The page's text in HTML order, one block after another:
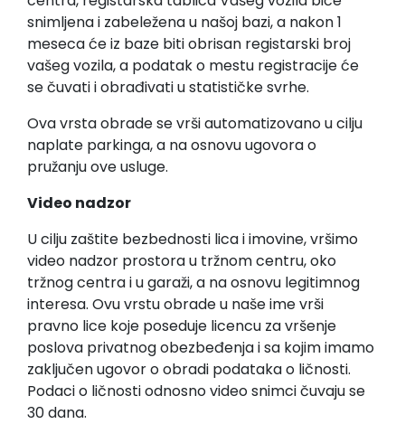
snimljena i zabeležena u našoj bazi, a nakon 1
meseca će iz baze biti obrisan registarski broj
vašeg vozila, a podatak o mestu registracije će
se čuvati i obrađivati u statističke svrhe.
Ova vrsta obrade se vrši automatizovano u cilju
naplate parkinga, a na osnovu ugovora o
pružanju ove usluge.
Video nadzor
U cilju zaštite bezbednosti lica i imovine, vršimo
video nadzor prostora u tržnom centru, oko
tržnog centra i u garaži, a na osnovu legitimnog
interesa. Ovu vrstu obrade u naše ime vrši
pravno lice koje poseduje licencu za vršenje
poslova privatnog obezbeđenja i sa kojim imamo
zaključen ugovor o obradi podataka o ličnosti.
Podaci o ličnosti odnosno video snimci čuvaju se
30 dana.